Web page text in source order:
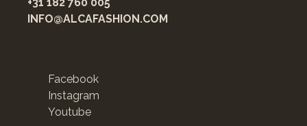
INFO@ALCAFASHION.COM
Facebook
Instagram
Youtube